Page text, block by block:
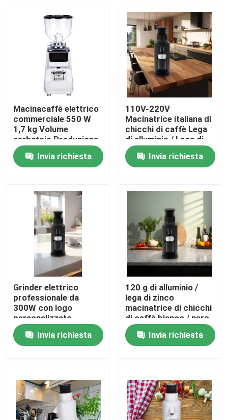
Casa
Prodotti
Mostra VR
Circa noi
Giro della fabbrica
Controllo di qualità
Contattici
Smerigliatrice del chicco di caffè
Burr Coffee Grinder
Macinacaffè elettrico
commerciale 550 W
1,7 kg Volume
serbatoio Produzione
online
Invia richiesta
110V-220V
Macinatrice italiana di
chicchi di caffè Lega
di alluminio / Lega di
zinco
Invia richiesta
Grinder elettrico
professionale da
300W con logo
personalizzato
accettato
Invia richiesta
120 g di alluminio /
lega di zinco
macinatrice di chicchi
di caffè bianco / nero
Invia richiesta